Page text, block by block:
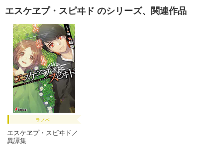
エスケヱプ・スピヰド のシリーズ、関連作品
ラノベ
エスケヱプ・スピヰド／
異譚集